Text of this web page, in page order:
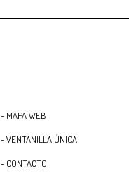
- MAPA WEB
- VENTANILLA ÚNICA
- CONTACTO